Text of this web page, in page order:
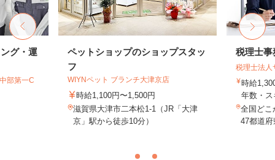
グ・運
部第一C
ペットショップのショップスタッ
フ
WIYNペット ブランチ大津京店
時給1,100円〜1,500円
滋賀県大津市二本松1-1（JR「大津
京」駅から徒歩10分）
税理士事
税理士法人
時給
年数・
全国どこ
47都道